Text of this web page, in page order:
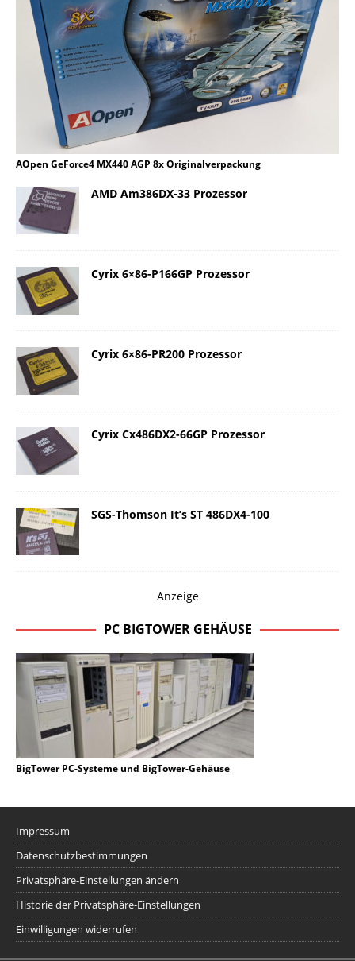
AOpen GeForce4 MX440 AGP 8x Originalverpackung
AMD Am386DX-33 Prozessor
Cyrix 6×86-P166GP Prozessor
Cyrix 6×86-PR200 Prozessor
Cyrix Cx486DX2-66GP Prozessor
SGS-Thomson It’s ST 486DX4-100
Anzeige
PC BIGTOWER GEHÄUSE
BigTower PC-Systeme und BigTower-Gehäuse
Impressum
Datenschutzbestimmungen
Privatsphäre-Einstellungen ändern
Historie der Privatsphäre-Einstellungen
Einwilligungen widerrufen